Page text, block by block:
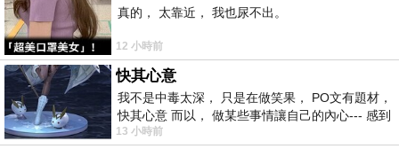
真的， 太靠近， 我也尿不出。
12 小時前
快其心意
我不是中毒太深， 只是在做笑果， PO文有題材，
快其心意 而以， 做某些事情讓自己的內心--- 感到
愉快。
13 小時前